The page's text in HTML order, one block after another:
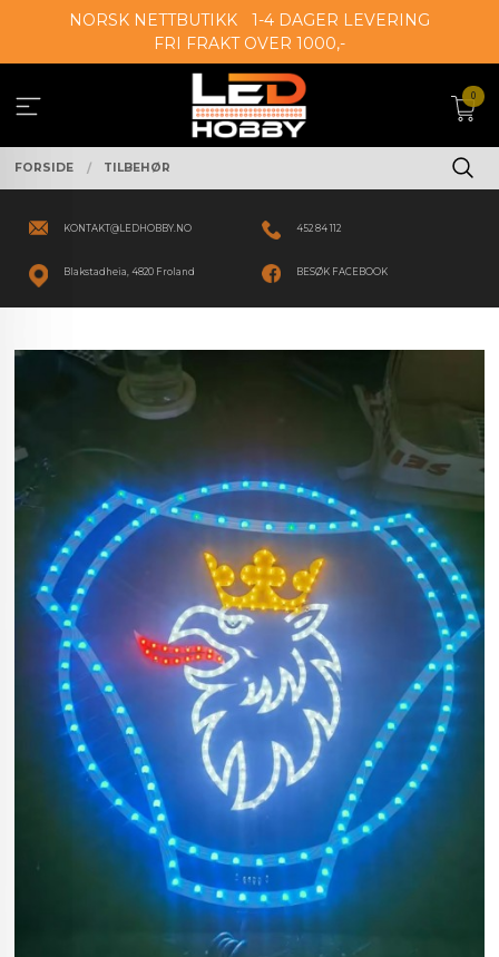
NORSK NETTBUTIKK
1-4 DAGER LEVERING
FRI FRAKT OVER 1000,-
0
FORSIDE TILBEHØR
KONTAKT@LEDHOBBY.NO 452 84 112
Blakstadheia, 4820 Froland BESØK FACEBOOK